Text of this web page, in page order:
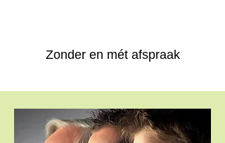
Zonder en mét afspraak